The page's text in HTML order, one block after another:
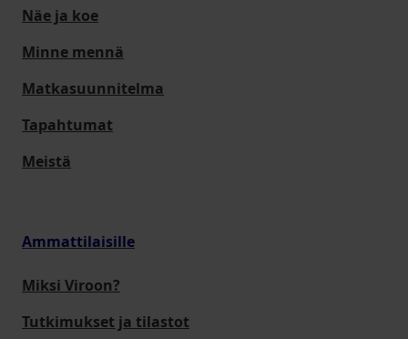
Näe ja koe
Minne mennä
Matkasuunnitelma
Tapahtumat
Meistä
Ammattilaisille
Miksi Viroon?
Tutkimukset ja tilastot